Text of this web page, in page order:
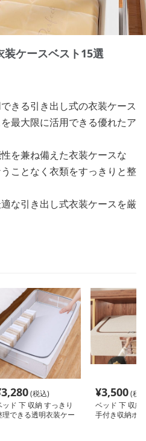
装ケースベスト15選
きる引き出し式の衣装ケース
最大限に活用できる優れたア
を兼ね備えた衣装ケースな
ことなく衣類をすっきりと整
な引き出し式衣装ケースを厳
3,280(税込)
ッド 下 収納 すっきり
理できる透明衣装ケー
¥3,500(税
ベッド 下 収納
手付き収納ボ